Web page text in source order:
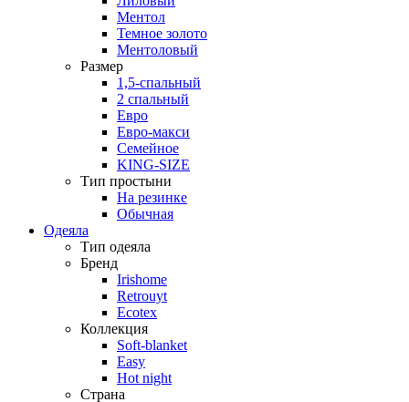
Ментол
Темное золото
Ментоловый
Размер
1,5-спальный
2 спальный
Евро
Евро-макси
Семейное
KING-SIZE
Тип простыни
На резинке
Обычная
Одеяла
Тип одеяла
Бренд
Irishome
Retrouyt
Ecotex
Коллекция
Soft-blanket
Easy
Hot night
Страна